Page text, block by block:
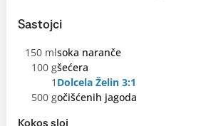
Sastojci
150 mlsoka naranče
100 gšećera
1 Dolcela Želin 3:1
500 gočišćenih jagoda
Kokos sloj